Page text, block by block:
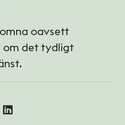
oavsett
om det tydligt